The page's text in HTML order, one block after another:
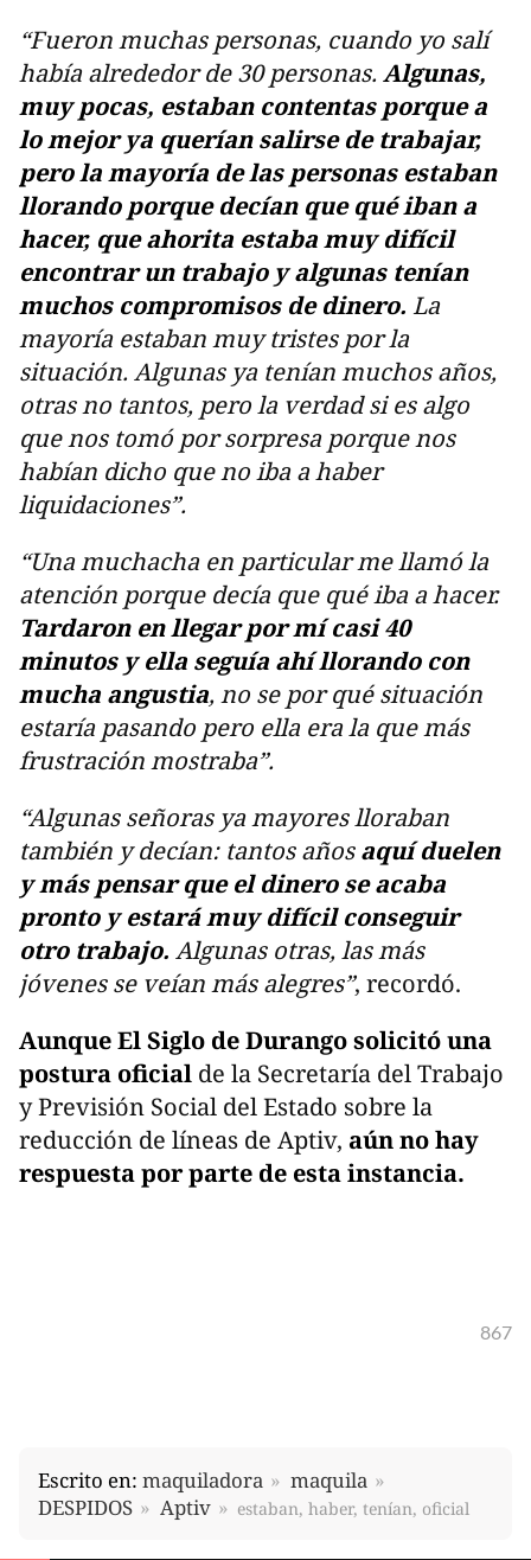
“Fueron muchas personas, cuando yo salí
había alrededor de 30 personas. Algunas,
muy pocas, estaban contentas porque a
lo mejor ya querían salirse de trabajar,
pero la mayoría de las personas estaban
llorando porque decían que qué iban a
hacer, que ahorita estaba muy difícil
encontrar un trabajo y algunas tenían
muchos compromisos de dinero. La
mayoría estaban muy tristes por la
situación. Algunas ya tenían muchos años,
otras no tantos, pero la verdad si es algo
que nos tomó por sorpresa porque nos
habían dicho que no iba a haber
liquidaciones”.
“Una muchacha en particular me llamó la
atención porque decía que qué iba a hacer.
Tardaron en llegar por mí casi 40
minutos y ella seguía ahí llorando con
mucha angustia, no se por qué situación
estaría pasando pero ella era la que más
frustración mostraba”.
“Algunas señoras ya mayores lloraban
también y decían: tantos añosaquí duelen
y más pensar que el dinero se acaba
pronto y estará muy difícil conseguir
otro trabajo. Algunas otras, las más
jóvenes se veían más alegres”, recordó.
Aunque El Siglo de Durango solicitó una
postura oficial de la Secretaría del Trabajo
y Previsión Social del Estado sobre la
reducción de líneas de Aptiv, aún no hay
respuesta por parte de esta instancia.
867
Escrito en: maquiladora
maquila
DESPIDOS
Aptiv estaban, haber, tenían, oficial